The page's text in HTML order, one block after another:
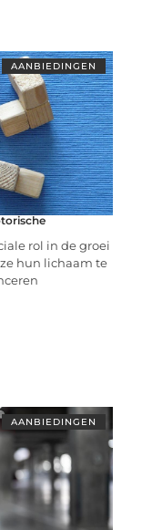
AANBIEDINGEN
rol in de groei
hun lichaam te
AANBIEDINGEN